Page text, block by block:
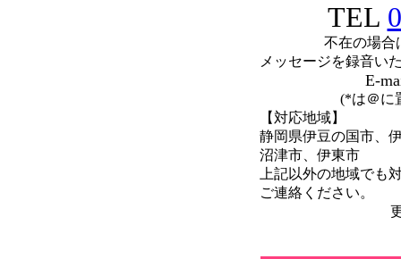
TEL
不在の場合
メッセージを録音い
E-
(*は＠に
【対応地域】
静岡県伊豆の国市、
沼津市、伊東市
上記以外の地域でも
ご連絡ください。